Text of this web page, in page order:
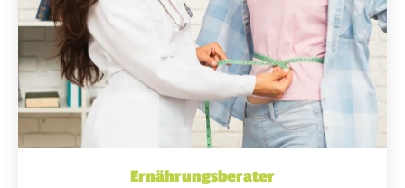
Ernährungsberater